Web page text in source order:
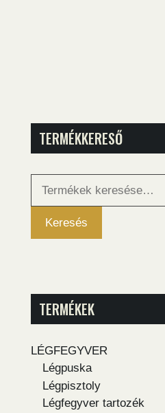
TERMÉKKERESŐ
Keresés
Keresés
TERMÉKEK
LÉGFEGYVER
Légpuska
Légpisztoly
Légfegyver tartozék